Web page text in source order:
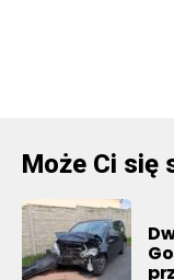
Może Ci się